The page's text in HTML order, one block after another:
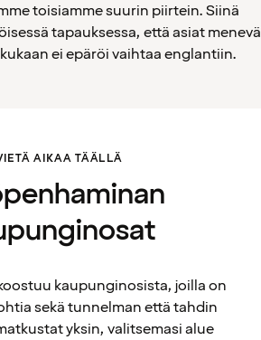
toisiamme suurin piirtein. Siinä
tapauksessa, että asiat
ei epäröi vaihtaa englantiin.
AIKAA TÄÄLLÄ
kaupunginosista, joilla on
sekä tunnelman että tahdin
yksin, valitsemasi alue